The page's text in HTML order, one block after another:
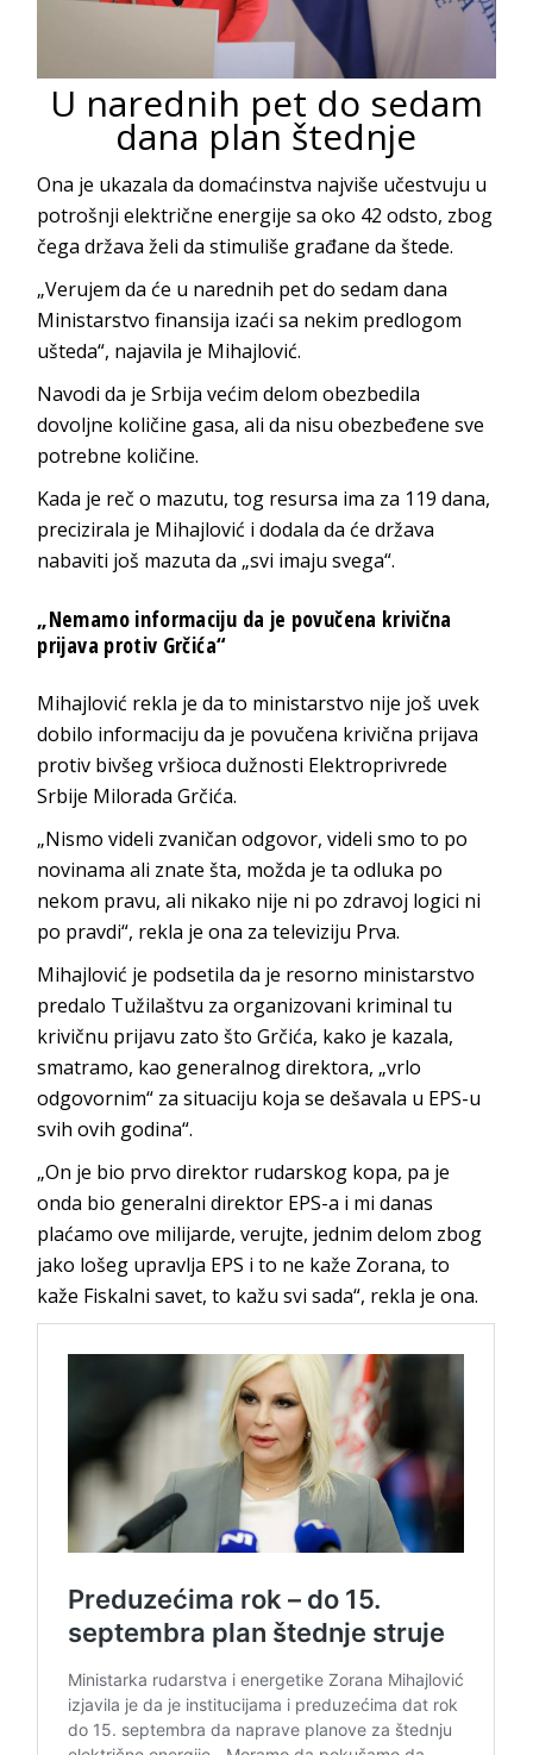
U narednih pet do sedam
dana plan štednje
Ona je ukazala da domaćinstva najviše učestvuju u
potrošnji električne energije sa oko 42 odsto, zbog
čega država želi da stimuliše građane da štede.
„Verujem da će u narednih pet do sedam dana
Ministarstvo finansija izaći sa nekim predlogom
ušteda“, najavila je Mihajlović.
Navodi da je Srbija većim delom obezbedila
dovoljne količine gasa, ali da nisu obezbeđene sve
potrebne količine.
Kada je reč o mazutu, tog resursa ima za 119 dana,
precizirala je Mihajlović i dodala da će država
nabaviti još mazuta da „svi imaju svega“.
„Nemamo informaciju da je povučena krivična
prijava protiv Grčića“
Mihajlović rekla je da to ministarstvo nije još uvek
dobilo informaciju da je povučena krivična prijava
protiv bivšeg vršioca dužnosti Elektroprivrede
Srbije Milorada Grčića.
„Nismo videli zvaničan odgovor, videli smo to po
novinama ali znate šta, možda je ta odluka po
nekom pravu, ali nikako nije ni po zdravoj logici ni
po pravdi“, rekla je ona za televiziju Prva.
Mihajlović je podsetila da je resorno ministarstvo
predalo Tužilaštvu za organizovani kriminal tu
krivičnu prijavu zato što Grčića, kako je kazala,
smatramo, kao generalnog direktora, „vrlo
odgovornim“ za situaciju koja se dešavala u EPS-u
svih ovih godina“.
„On je bio prvo direktor rudarskog kopa, pa je
onda bio generalni direktor EPS-a i mi danas
plaćamo ove milijarde, verujte, jednim delom zbog
jako lošeg upravlja EPS i to ne kaže Zorana, to
kaže Fiskalni savet, to kažu svi sada“, rekla je ona.